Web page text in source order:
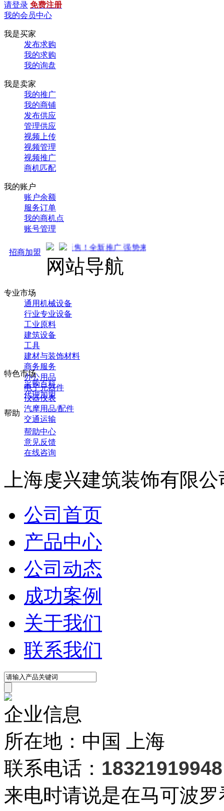
请登录 免费注册
我的会员中心
我是买家
发布求购
我的求购
我的询盘
我是卖家
我的推广
我的商铺
发布供应
管理供应
视频上传
视频管理
视频推广
商机匹配
我的账户
账户余额
服务订单
我的商机点
账号管理
招商加盟
通车开启预售！全新推广 强势来袭！火热招商中... 先到先得 ！
网站导航
专业市场
通用机械设备
行业专业设备
工业原料
建筑设备
工具
建材与装饰材料
商务服务
办公用品
电子元器件
仪器仪表
汽摩用品/配件
交通运输
特色市场
采购百科
代理加盟
帮助
帮助中心
意见反馈
在线咨询
上海虔兴建筑装饰有限公
公司首页
产品中心
公司动态
成功案例
关于我们
联系我们
企业信息
所在地：中国 上海
联系电话： 18321919948
来电时请说是在马可波